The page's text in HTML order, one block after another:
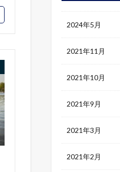
2024年5月
2021年11月
2021年10月
2021年9月
2021年3月
2021年2月